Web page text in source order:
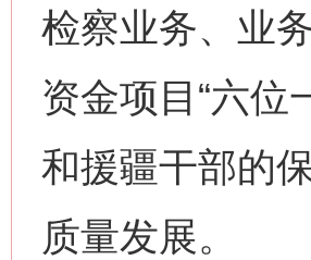
检察业务、业
资金项目“六位
和援疆干部的
质量发展。